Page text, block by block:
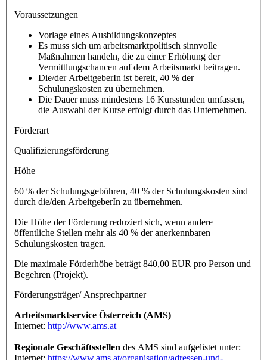
Voraussetzungen
Vorlage eines Ausbildungskonzeptes
Es muss sich um arbeitsmarktpolitisch sinnvolle
Maßnahmen handeln, die zu einer Erhöhung der
Vermittlungschancen auf dem Arbeitsmarkt beitragen.
Die/der ArbeitgeberIn ist bereit, 40 % der
Schulungskosten zu übernehmen.
Die Dauer muss mindestens 16 Kursstunden umfassen,
die Auswahl der Kurse erfolgt durch das Unternehmen.
Förderart
Qualifizierungsförderung
Höhe
60 % der Schulungsgebühren, 40 % der Schulungskosten sind
durch die/den ArbeitgeberIn zu übernehmen.
Die Höhe der Förderung reduziert sich, wenn andere
öffentliche Stellen mehr als 40 % der anerkennbaren
Schulungskosten tragen.
Die maximale Förderhöhe beträgt 840,00 EUR pro Person und
Begehren (Projekt).
Förderungsträger/ Ansprechpartner
Arbeitsmarktservice Österreich (AMS)
Internet: http://www.ams.at
Regionale Geschäftsstellen des AMS sind aufgelistet unter:
Internet: https://www.ams.at/organisation/adressen-und-